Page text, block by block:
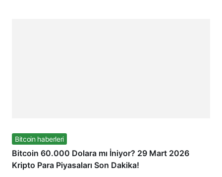
Bitcoin haberleri
Bitcoin 60.000 Dolara mı İniyor? 29 Mart 2026
Kripto Para Piyasaları Son Dakika!